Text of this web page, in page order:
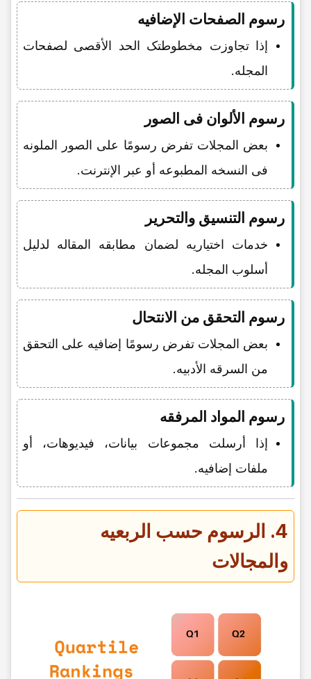
رسوم الصفحات الإضافیه
إذا تجاوزت مخطوطتک الحد الأقصى لصفحات
المجله.
رسوم الألوان فی الصور
بعض المجلات تفرض رسومًا على الصور الملونه
فی النسخه المطبوعه أو عبر الإنترنت.
رسوم التنسیق والتحریر
خدمات اختیاریه لضمان مطابقه المقاله لدلیل
أسلوب المجله.
رسوم التحقق من الانتحال
بعض المجلات تفرض رسومًا إضافیه على التحقق
من السرقه الأدبیه.
رسوم المواد المرفقه
إذا أرسلت مجموعات بیانات، فیدیوهات، أو
ملفات إضافیه.
4. الرسوم حسب الربعیه
والمجالات